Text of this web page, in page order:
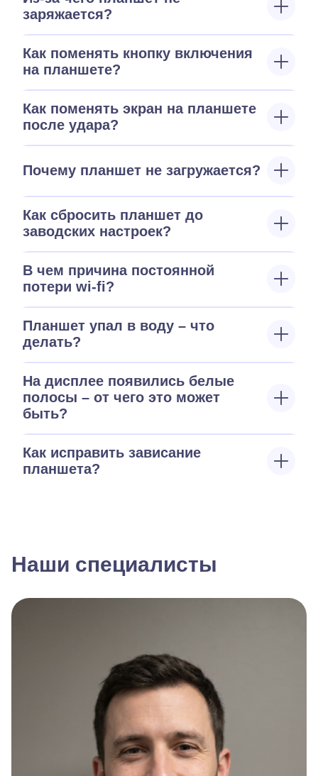
заряжается?
Как поменять кнопку включения
на планшете?
Как поменять экран на планшете
после удара?
Почему планшет не загружается?
Как сбросить планшет до
заводских настроек?
В чем причина постоянной
потери wi-fi?
Планшет упал в воду – что
делать?
На дисплее появились белые
полосы – от чего это может
быть?
Как исправить зависание
планшета?
Наши специалисты